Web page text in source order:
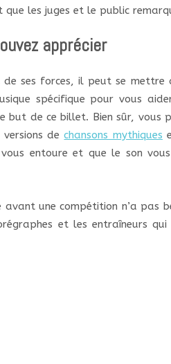
les juges et le public
apprécier
ses forces, il peut se
spécifique pour vous
but de ce billet. Bien sûr, vous
versions dechansons mythiques
entoure et que le son
une compétition n’a pas
et les entraîneurs